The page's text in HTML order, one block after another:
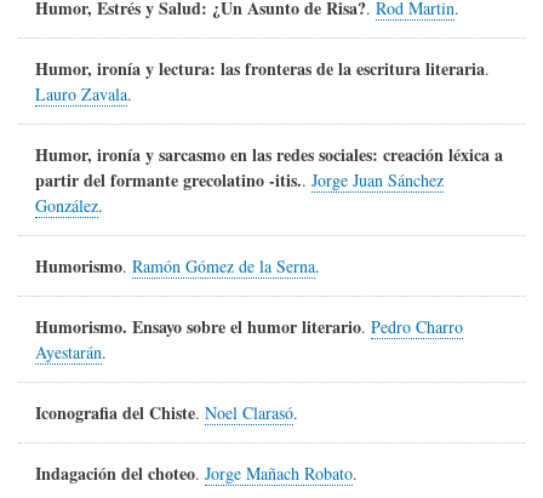
Humor, Estrés y Salud: ¿Un Asunto de Risa?. Rod Martin.
Humor, ironía y lectura: las fronteras de la escritura literaria.
Lauro Zavala.
Humor, ironía y sarcasmo en las redes sociales: creación léxica a
partir del formante grecolatino -itis.. Jorge Juan Sánchez
González.
Humorismo. Ramón Gómez de la Serna.
Humorismo. Ensayo sobre el humor literario. Pedro Charro
Ayestarán.
Iconografia del Chiste. Noel Clarasó.
Indagación del choteo. Jorge Mañach Robato.